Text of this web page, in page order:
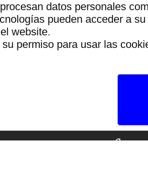
energia de
el resto de las
datos personales
pueden acceder a
website.
permiso para usar las